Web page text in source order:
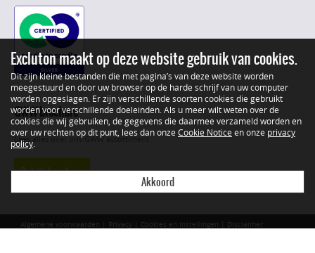
GWW brochure
Lees alles over ons GWW assortiment
Bekijk brochure
Algemene voorwaarden Privacy Cookies en instellingen Disclaimer
Excluton maakt op deze website gebruik van cookies.
Dit zijn kleine bestanden die met pagina’s van deze website worden
meegestuurd en door uw browser op de harde schrijf van uw computer
worden opgeslagen. Er zijn verschillende soorten cookies die gebruikt
worden voor verschillende doeleinden. Als u meer wilt weten over de
cookies die wij gebruiken, de gegevens die daarmee verzameld worden en
over uw rechten op dit punt, lees dan onze Cookie Notice en onze privacy
policy
Akkoord